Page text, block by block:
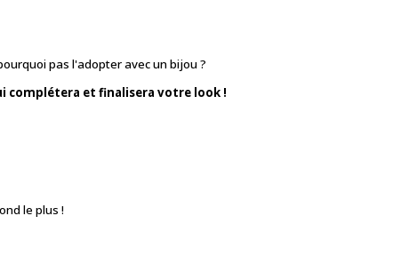
pas l'adopter avec un bijou ?
complétera et finalisera votre look !
le plus !